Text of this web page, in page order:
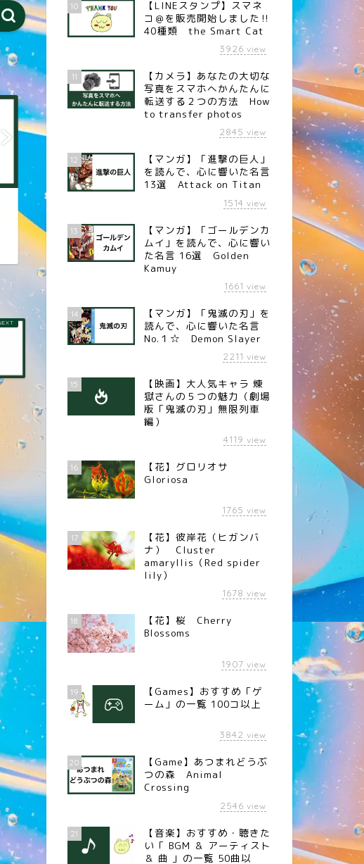
名言
【名言】挑戦する条件（ガリバ
羽鳥兼市）
【名言】自分で何かやる（冒険
10
【LINEスタンプ】スマネ
コ＠を販売開始しました‼︎
40種類 the Smart Cat
3926 view
11
【カメラ】あなたの大切な
写真をスマホへかんたんに
転送する２つの方法 How
to transfer photos
2845 view
12
【マンガ】「進撃の巨人」
を読んで、心に響いた名言
13選 Attack on Titan
1514 view
13
【マンガ】「ゴールデンカ
ムイ」を読んで、心に響い
た名言 16選 Golden
Kamuy
1661 view
14
【マンガ】「鬼滅の刃」を
読んで、心に響いた名言
No.１☆ Demon Slayer
2211 view
15
【映画】大人気キャラ 煉󠄁
獄さんの５つの魅力（劇場
版「鬼滅の刃」無限列車
編）
4119 view
16
【花】グロリオサ
Gloriosa
1765 view
17
【花】彼岸花（ヒガンバ
ナ） Cluster
amaryllis（Red spider
lily）
1678 view
18
【花】桜 Cherry
Blossoms
1907 view
19
【Games】おすすめ「ゲ
ーム」の一覧 100コ以上
3842 view
20
【Game】あつまれどうぶ
つの森 Animal
Crossing
2546 view
21
【音楽】おすすめ・聴きた
い「 BGM ＆ アーティスト
＆ 曲 」の一覧 50曲以